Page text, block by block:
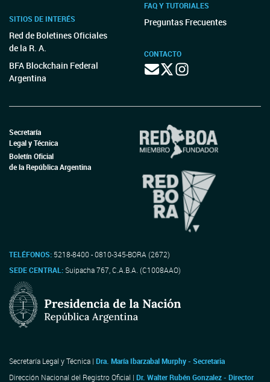
SITIOS DE INTERÉS
Red de Boletines Oficiales
de la R. A.
BFA Blockchain Federal
Argentina
FAQ Y TUTORIALES
Preguntas Frecuentes
CONTACTO
Secretaría
Legal y Técnica
Boletín Oficial
de la República Argentina
TELÉFONOS: 5218-8400 - 0810-345-BORA (2672)
SEDE CENTRAL:Suipacha 767, C.A.B.A. (C1008AAO)
Secretaría Legal y Técnica | Dra. María Ibarzabal Murphy - Secretaria
Dirección Nacional del Registro Oficial | Dr. Walter Rubén Gonzalez - Director